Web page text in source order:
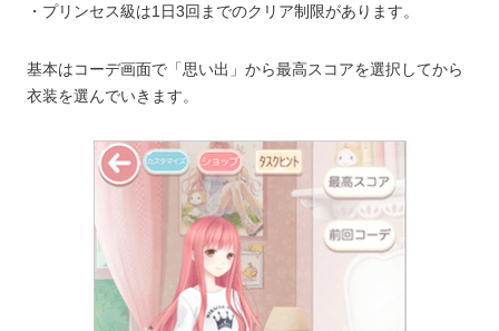
・プリンセス級は1日3回までのクリア制限があります。
基本はコーデ画面で「思い出」から最高スコアを選択してから
衣装を選んでいきます。